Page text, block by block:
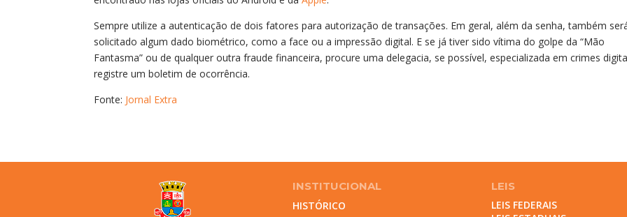
Sempre utilize a autenticação de dois fatores para autorização de transações. Em geral, além da senha, também
solicitado algum dado biométrico, como a face ou a impressão digital. E se já tiver sido vítima do golpe da “Mão
Fantasma” ou de qualquer outra fraude financeira, procure uma delegacia, se possível, especializada em crimes
registre um boletim de ocorrência.
Fonte: Jornal Extra
INSTITUCIONAL
HISTÓRICO
LEIS
LEIS FEDERAIS